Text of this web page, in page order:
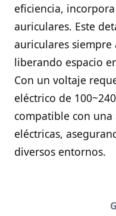
eficiencia,
auriculares. Este
auriculares
liberando espacio
Con un voltaje
eléctrico de
compatible con
eléctricas,
diversos entornos.